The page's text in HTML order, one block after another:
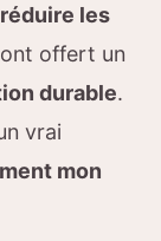
les
ont offert un
durable.
vrai
mon